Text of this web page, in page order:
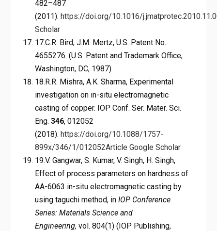
482–487
(2011). https://doi.org/10.1016/
Scholar
17.C.R. Bird, J.M. Mertz, U.S. Patent No.
4655276. (U.S. Patent and Trademark Office,
Washington, DC, 1987)
18.R.R. Mishra, A.K. Sharma, Experimental
investigation on in-situ electromagnetic
casting of copper. IOP Conf. Ser. Mater. Sci.
Eng. 346, 012052
(2018). https://doi.org/10.1088/1757-
899x/346/1/012052Article Google Scholar
19.V. Gangwar, S. Kumar, V. Singh, H. Singh,
Effect of process parameters on hardness of
AA-6063 in-situ electromagnetic casting by
using taguchi method, in IOP Conference
Series: Materials Science and
Engineering, vol. 804(1) (IOP Publishing,